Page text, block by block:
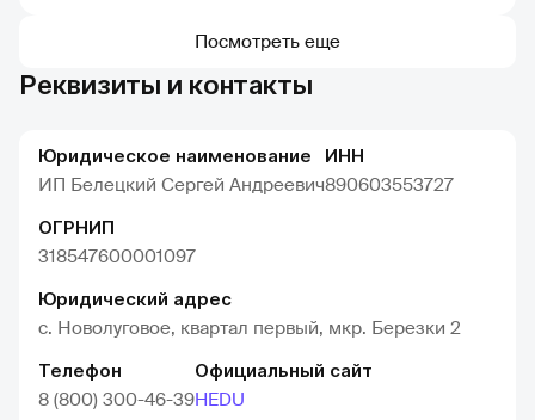
Посмотреть еще
Реквизиты и контакты
Юридическое наименование
ИП Белецкий Сергей Андреевич
ИНН
890603553727
ОГРНИП
318547600001097
Юридический адрес
с. Новолуговое, квартал первый, мкр. Березки 2
Телефон
8 (800) 300-46-39
Официальный сайт
HEDU